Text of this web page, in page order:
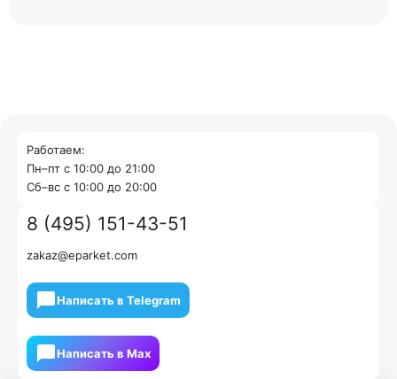
Работаем:
Пн–пт с 10:00 до 21:00
Cб–вс с 10:00 до 20:00
8 (495) 151-43-51
zakaz@eparket.com
Написать в Telegram
Написать в Мах